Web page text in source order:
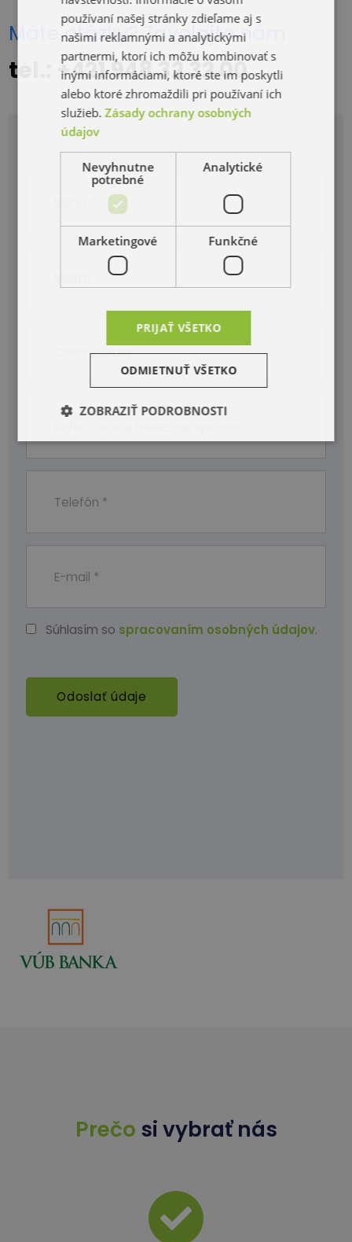
Máte otázky? Zavolajte nám
tel.: +421 948 32 32 00
Súhlasím so spracovaním osobných údajov.
Odoslať údaje
Prečo si vybrať nás
používaní našej stránky zdieľame aj s
našimi reklamnými a analytickými
partnermi, ktorí ich môžu kombinovať s
inými informáciami, ktoré ste im poskytli
alebo ktoré zhromaždili pri používaní ich
služieb.Zásady ochrany osobných
údajov
Nevyhnutne
potrebné
Analytické
Marketingové Funkčné
PRIJAŤ VŠETKO
ODMIETNUŤ VŠETKO
ZOBRAZIŤ PODROBNOSTI